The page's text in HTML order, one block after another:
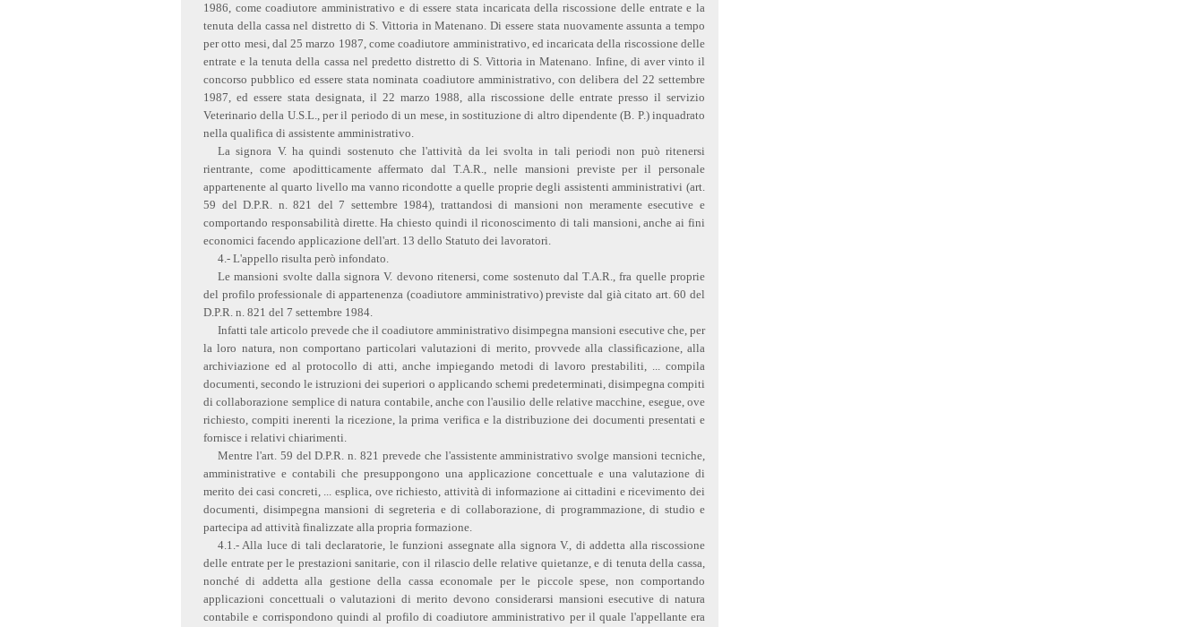
1986, come coadiutore amministrativo e di essere stata incaricata della riscossione delle entrate e la
tenuta della cassa nel distretto di S. Vittoria in Matenano. Di essere stata nuovamente assunta a tempo
per otto mesi, dal 25 marzo 1987, come coadiutore amministrativo, ed incaricata della riscossione delle
entrate e la tenuta della cassa nel predetto distretto di S. Vittoria in Matenano. Infine, di aver vinto il
concorso pubblico ed essere stata nominata coadiutore amministrativo, con delibera del 22 settembre
1987, ed essere stata designata, il 22 marzo 1988, alla riscossione delle entrate presso il servizio
Veterinario della U.S.L., per il periodo di un mese, in sostituzione di altro dipendente (B. P.) inquadrato
nella qualifica di assistente amministrativo.
La signora V. ha quindi sostenuto che l'attività da lei svolta in tali periodi non può ritenersi
rientrante, come apoditticamente affermato dal T.A.R., nelle mansioni previste per il personale
appartenente al quarto livello ma vanno ricondotte a quelle proprie degli assistenti amministrativi (art.
59 del D.P.R. n. 821 del 7 settembre 1984), trattandosi di mansioni non meramente esecutive e
comportando responsabilità dirette. Ha chiesto quindi il riconoscimento di tali mansioni, anche ai fini
economici facendo applicazione dell'art. 13 dello Statuto dei lavoratori.
4.- L'appello risulta però infondato.
Le mansioni svolte dalla signora V. devono ritenersi, come sostenuto dal T.A.R., fra quelle proprie
del profilo professionale di appartenenza (coadiutore amministrativo) previste dal già citato art. 60 del
D.P.R. n. 821 del 7 settembre 1984.
Infatti tale articolo prevede che il coadiutore amministrativo disimpegna mansioni esecutive che, per
la loro natura, non comportano particolari valutazioni di merito, provvede alla classificazione, alla
archiviazione ed al protocollo di atti, anche impiegando metodi di lavoro prestabiliti, ... compila
documenti, secondo le istruzioni dei superiori o applicando schemi predeterminati, disimpegna compiti
di collaborazione semplice di natura contabile, anche con l'ausilio delle relative macchine, esegue, ove
richiesto, compiti inerenti la ricezione, la prima verifica e la distribuzione dei documenti presentati e
fornisce i relativi chiarimenti.
Mentre l'art. 59 del D.P.R. n. 821 prevede che l'assistente amministrativo svolge mansioni tecniche,
amministrative e contabili che presuppongono una applicazione concettuale e una valutazione di
merito dei casi concreti, ... esplica, ove richiesto, attività di informazione ai cittadini e ricevimento dei
documenti, disimpegna mansioni di segreteria e di collaborazione, di programmazione, di studio e
partecipa ad attività finalizzate alla propria formazione.
4.1.- Alla luce di tali declaratorie, le funzioni assegnate alla signora V., di addetta alla riscossione
delle entrate per le prestazioni sanitarie, con il rilascio delle relative quietanze, e di tenuta della cassa,
nonché di addetta alla gestione della cassa economale per le piccole spese, non comportando
applicazioni concettuali o valutazioni di merito devono considerarsi mansioni esecutive di natura
contabile e corrispondono quindi al profilo di coadiutore amministrativo per il quale l'appellante era